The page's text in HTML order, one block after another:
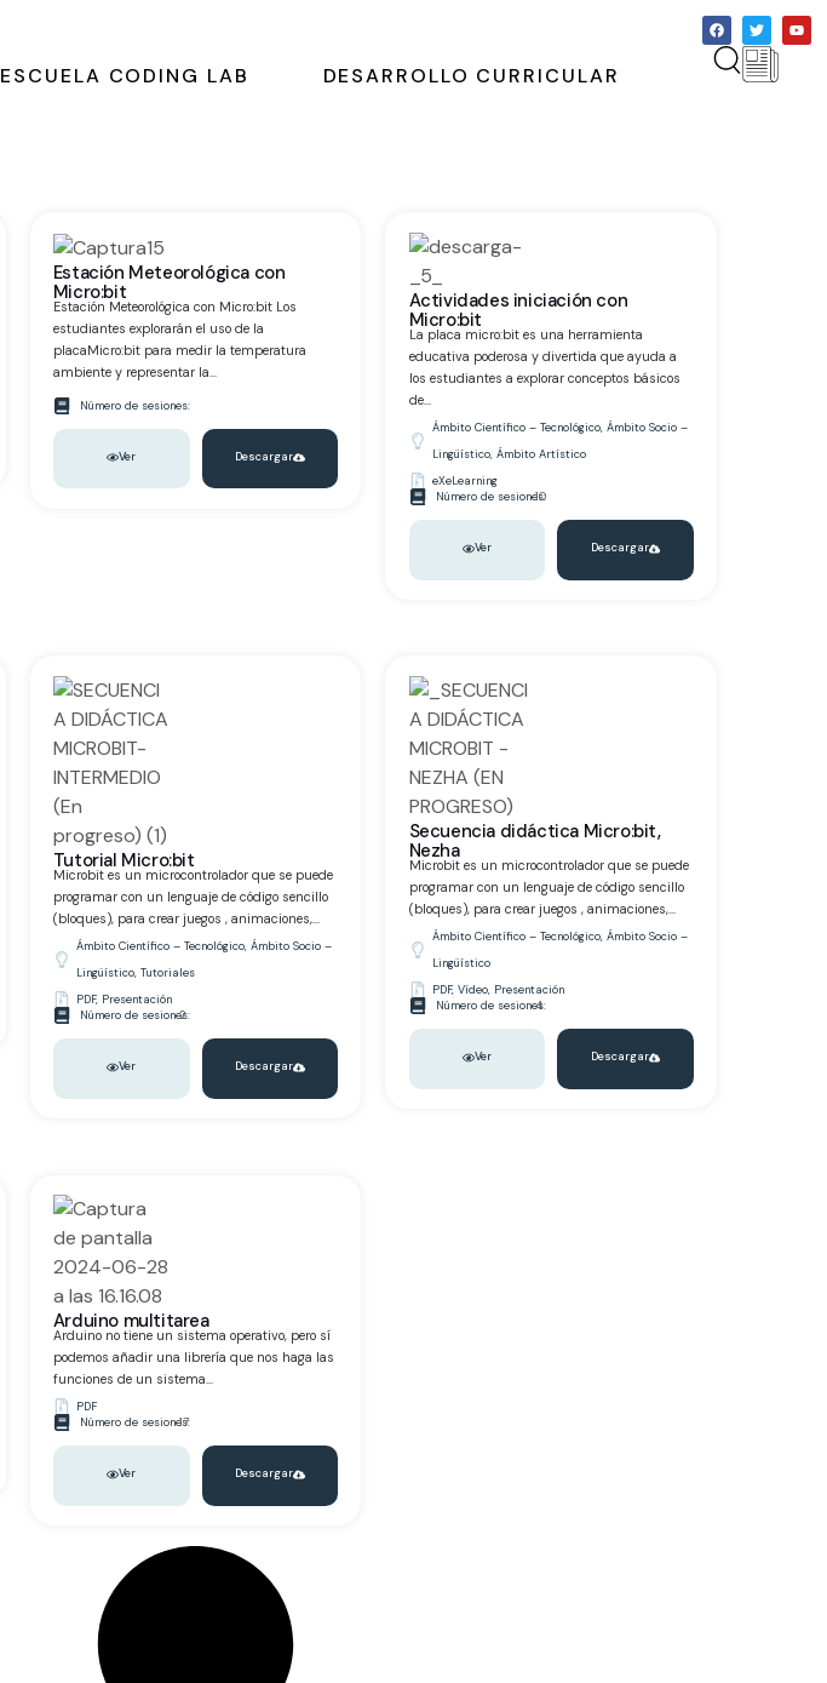
ESCUELA CODING LAB DESARROLLO CURRICULAR
Estación Meteorológica con
Micro:bit
Estación Meteorológica con Micro:bit Los
estudiantes explorarán el uso de la
placaMicro:bit para medir la temperatura
ambiente y representar la...
Número de sesiones:
Ver Descargar
Actividades iniciación con
Micro:bit
La placa micro:bit es una herramienta
educativa poderosa y divertida que ayuda a
los estudiantes a explorar conceptos básicos
de...
Ámbito Científico – Tecnológico, Ámbito Socio –
Lingüístico, Ámbito Artístico
eXeLearning
Número de sesiones:
10
Ver Descargar
Tutorial Micro:bit
Microbit es un microcontrolador que se puede
programar con un lenguaje de código sencillo
(bloques), para crear juegos , animaciones,...
Ámbito Científico – Tecnológico, Ámbito Socio –
Lingüístico, Tutoriales
PDF, Presentación
Número de sesiones:
2
Ver Descargar
Secuencia didáctica Micro:bit,
Nezha
Microbit es un microcontrolador que se puede
programar con un lenguaje de código sencillo
(bloques), para crear juegos , animaciones,...
Ámbito Científico – Tecnológico, Ámbito Socio –
Lingüístico
PDF, Vídeo, Presentación
Número de sesiones:
4
Ver Descargar
Arduino multitarea
Arduino no tiene un sistema operativo, pero sí
podemos añadir una librería que nos haga las
funciones de un sistema...
PDF
Número de sesiones:
17
Ver Descargar